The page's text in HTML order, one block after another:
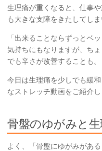
生理痛が重くなると、仕事
も大きな支障をきたしてしま
「出来ることならずっとベ
気持ちにもなりますが、ち
でも辛さが改善することも。
今日は生理痛を少しでも緩
なストレッチ動画をご紹介し
骨盤のゆがみと
よく、「骨盤にゆがみがあ